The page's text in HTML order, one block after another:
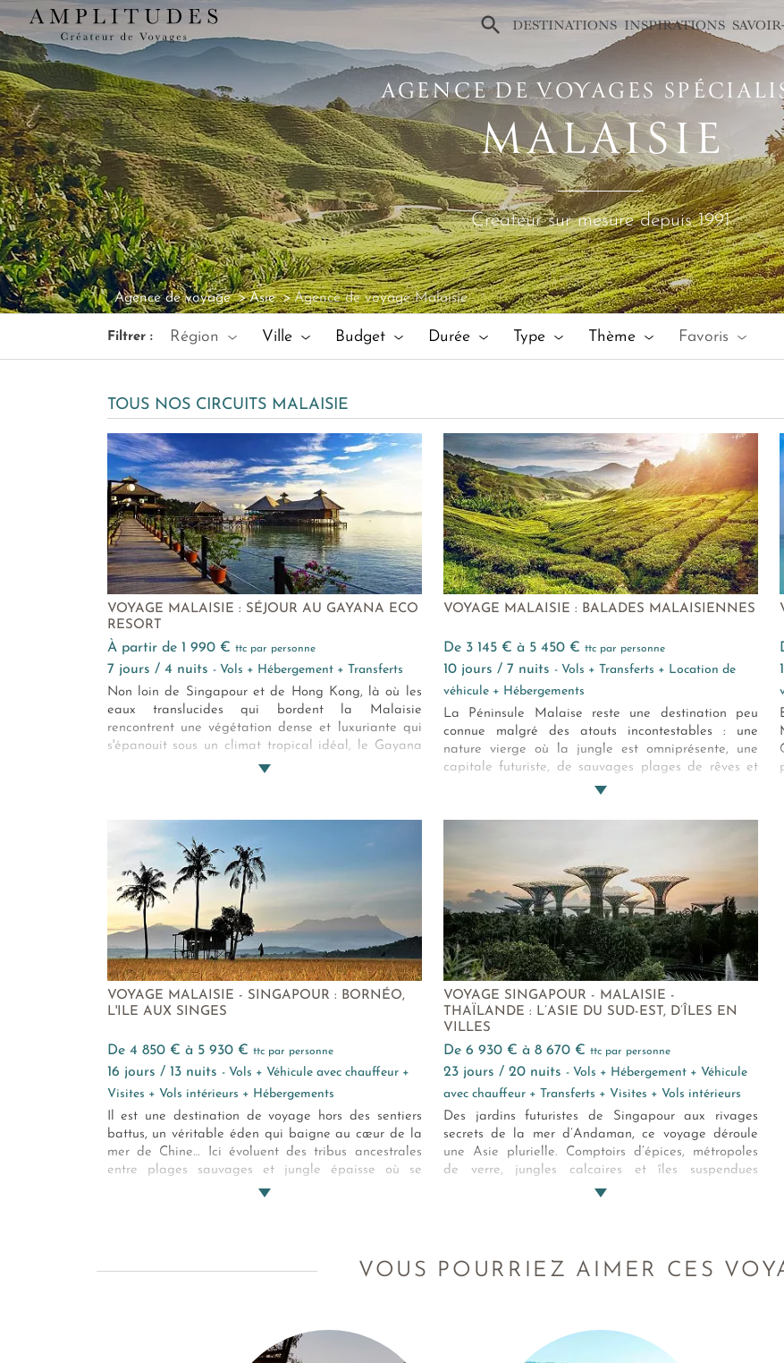
× DESTINATIONS INSPIRATIONS
AGENCE DE VOYAGES
MALAISIE
Créateur sur mesure depuis 1991
Agence de voyage Asie Agence de voyage Malaisie
Filtrer : Région Ville Budget Durée Type Thème Favoris
TOUS NOS CIRCUITS MALAISIE
VOYAGE MALAISIE : SÉJOUR AU GAYANA ECO
RESORT
à partir de 1 990 € ttc par personne
7 jours / 4 nuits - Vols + Hébergement + Transferts
Non loin de Singapour et de Hong Kong, là où les
eaux translucides qui bordent la Malaisie
rencontrent une végétation dense et luxuriante qui
s'épanouit sous un climat tropical idéal, le Gayana
Eco Resort a posé ses 52 villas éco-friendly et
décontracté une escapade originale et assurément
romantique. Une nouvelle adresse que nous
recommandons chaudement.
VOYAGE MALAISIE : BALADES MALAISIENNES
de 3 145 € à 5 450 € ttc par personne
10 jours / 7 nuits - Vols + Transferts + Location de
véhicule + Hébergements
La Péninsule Malaise reste une destination peu
connue malgré des atouts incontestables : une
nature vierge où la jungle est omniprésente, une
capitale futuriste, de sauvages plages de rêves et
de superbes fonds marins inexplorés, une hôtellerie
très enjouée, et une cuisine fusionnelle exquise issue
VOYAGE MALAISIE - SINGAPOUR : BORNÉO,
L'ILE AUX SINGES
de 4 850 € à 5 930 € ttc par personne
16 jours / 13 nuits - Vols + Véhicule avec chauffeur +
Visites + Vols intérieurs + Hébergements
Il est une destination de voyage hors des sentiers
battus, un véritable éden qui baigne au cœur de la
mer de Chine… Ici évoluent des tribus ancestrales
entre plages sauvages et jungle épaisse où se
mussent orangs-outans et singes nasiques…
VOYAGE SINGAPOUR - MALAISIE -
THAÏLANDE : L’ASIE DU SUD-EST, D’ÎLES EN
VILLES
de 6 930 € à 8 670 € ttc par personne
23 jours / 20 nuits - Vols + Hébergement + Véhicule
avec chauffeur + Transferts + Visites + Vols intérieurs
Des jardins futuristes de Singapour aux rivages
secrets de la mer d’Andaman, ce voyage déroule
une Asie plurielle. Comptoirs d’épices, métropoles
de verre, jungles calcaires et îles suspendues
composent une partition sensorielle. Et soudain ? Le
VOUS POURRIEZ AIMER CES